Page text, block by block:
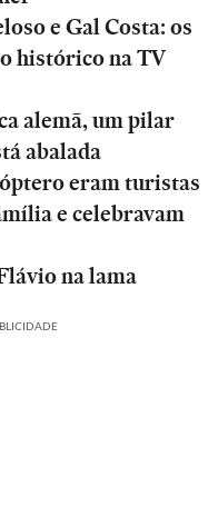
e Gal Costa: os
histórico na TV
alemã, um pilar
abalada
eram turistas
e celebravam
na lama